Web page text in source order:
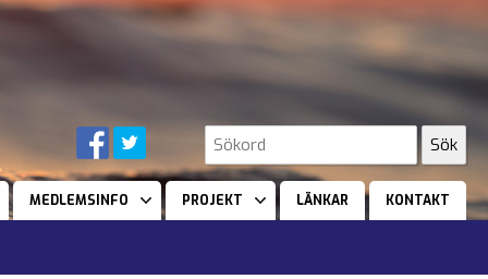
MEDLEMSINFO PROJEKT LÄNKAR KONTAKT